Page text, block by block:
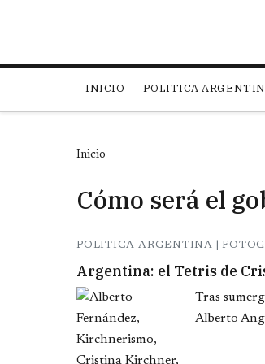
INICIO POLITICA
Inicio
Cómo será el
POLITICA ARGENTINA |
Argentina: el Tetris de
Tras
Alberto